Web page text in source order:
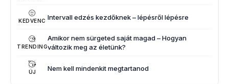
KEDVENC Intervall edzés kezdőknek – lépésről lépésre
TRENDING
Amikor nem sürgeted saját magad – Hogyan
változik meg az életünk?
ÚJ Nem kell mindenkit megtartanod